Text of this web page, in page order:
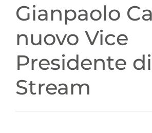
Gianpaolo
nuovo Vice
Presidente di
Stream